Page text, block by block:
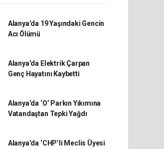
Alanya’da 19 Yaşındaki Gencin
Acı Ölümü
Alanya’da Elektrik Çarpan
Genç Hayatını Kaybetti
Alanya’da ‘O’ Parkın Yıkımına
Vatandaştan Tepki Yağdı
Alanya’da ‘CHP’li Meclis Üyesi